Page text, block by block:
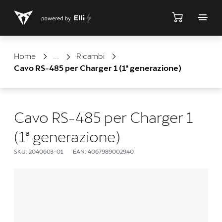
Home NegozioRicambi
Cavo RS-485 per Charger 1 (1ª generazione)
Cavo RS-485 per Charger 1
(1ª generazione)
SKU: 2040603-01 EAN: 4067989002940